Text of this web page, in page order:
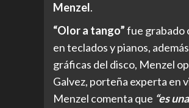
Menzel.
“Olor a tango”fue grabado
en teclados y pianos,
gráficas del disco, Menzel
Galvez, porteña experta en
Menzel comenta que “es